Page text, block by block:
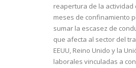
reapertura de la actividad
meses de confinamiento
sumar la escasez de
que afecta al sector del
EEUU, Reino Unido y la
laborales vinculadas a